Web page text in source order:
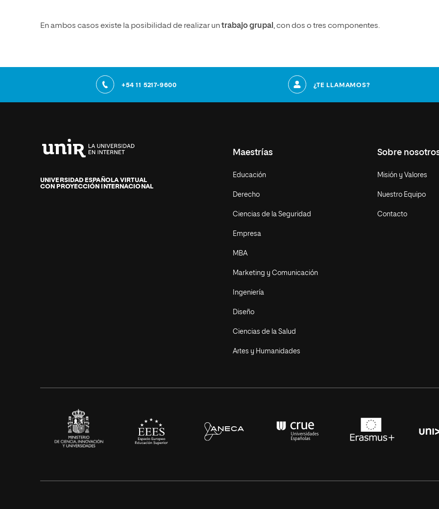
En ambos casos existe la posibilidad de realizar untrabajo grupal , con dos o tres componentes.
+54 11 5217-9600 ¿TE LLAMAMOS?
de
La
UNIVERSIDAD ESPAÑOLA VIRTUAL
CON PROYECCIÓN INTERNACIONAL
Maestrías
Educación
Derecho
Ciencias de la Seguridad
Empresa
MBA
Marketing y Comunicación
Ingeniería
Diseño
Ciencias de la Salud
Artes y Humanidades
Sobre
Misión y Valores
Nuestro Equipo
Contacto